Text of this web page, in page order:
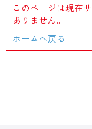
このページは現在
ありません。
ホームへ戻る